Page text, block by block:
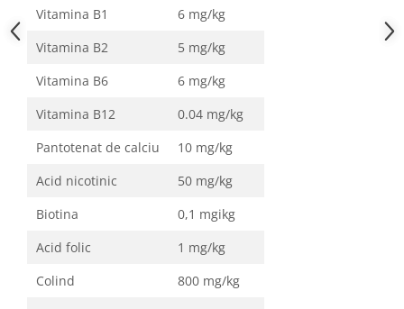
Vitamina B1
6 mg/kg
Vitamina B2
5 mg/kg
Vitamina B6
6 mg/kg
Vitamina B12
0.04 mg/kg
Pantotenat de calciu
10 mg/kg
Acid nicotinic
50 mg/kg
Biotina
0,1 mgikg
Acid folic
1 mg/kg
Colind
800 mg/kg